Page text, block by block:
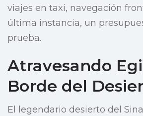
viajes en taxi, navegación
última instancia, un
prueba.
Atravesando
Borde del
El legendario desierto del